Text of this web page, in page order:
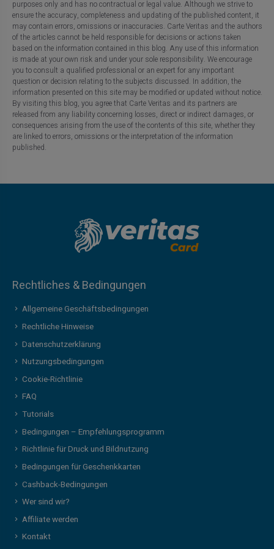
purposes only and has no contractual or legal value. Although we strive to
ensure the accuracy, completeness and updating of the published content, it
may contain errors, omissions or inaccuracies. Carte Veritas and the authors
of the articles cannot be held responsible for decisions or actions taken
based on the information contained in this blog. Any use of this information
is made at your own risk and under your sole responsibility. We encourage
you to consult a qualified professional or an expert for any important
question or decision relating to the subjects discussed. In addition, the
information presented on this site may be modified or updated without notice.
By visiting this blog, you agree that Carte Veritas and its partners are
released from any liability concerning losses, direct or indirect damages, or
consequences arising from the use of the contents of this site, whether they
are linked to errors, omissions or the interpretation of the information
published.
Rechtliches & Bedingungen
Allgemeine Geschäftsbedingungen
Rechtliche Hinweise
Datenschutzerklärung
Nutzungsbedingungen
Cookie-Richtlinie
FAQ
Tutorials
Bedingungen – Empfehlungsprogramm
Richtlinie für Druck und Bildnutzung
Bedingungen für Geschenkkarten
Cashback-Bedingungen
Wer sind wir?
Affiliate werden
Kontakt